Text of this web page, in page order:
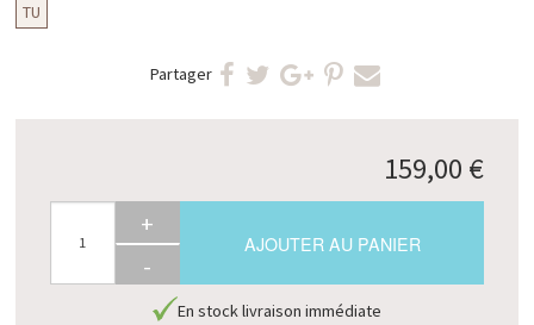
TU
Partager
159,00 €
+
-
AJOUTER AU PANIER
En stock livraison immédiate